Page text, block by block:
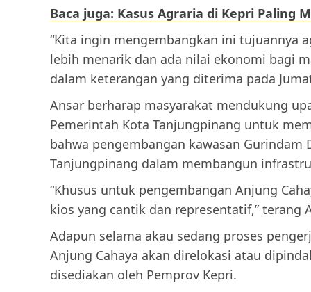
Baca juga: Kasus Agraria di Kepri Paling
“Kita ingin mengembangkan ini tujuannya
lebih menarik dan ada nilai ekonomi bagi
dalam keterangan yang diterima pada
Ansar berharap masyarakat mendukung
Pemerintah Kota Tanjungpinang untuk
bahwa pengembangan kawasan
Tanjungpinang dalam membangun
“Khusus untuk pengembangan Anjung
kios yang cantik dan representatif,” terang
Adapun selama akau sedang proses
Anjung Cahaya akan direlokasi atau
disediakan oleh Pemprov Kepri.